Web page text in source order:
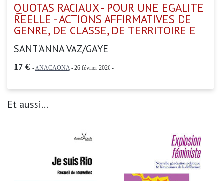
QUOTAS RACIAUX - POUR UNE EGALITE
REELLE - ACTIONS AFFIRMATIVES DE
GENRE, DE CLASSE, DE TERRITOIRE E
SANT'ANNA VAZ/GAYE
17 € - ANACAONA- 26 février 2026 -
Et aussi...